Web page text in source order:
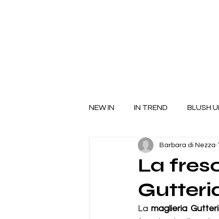
NEW IN IN TREND BLUSH
La
Barbara di Nezza
La maglieria